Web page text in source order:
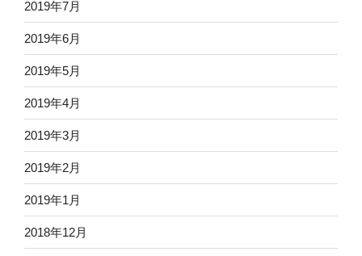
2019年7月
2019年6月
2019年5月
2019年4月
2019年3月
2019年2月
2019年1月
2018年12月